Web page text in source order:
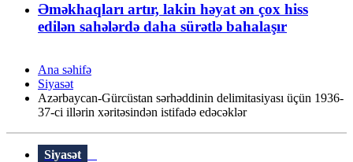
Əməkhaqları artır, lakin həyat ən çox hiss
edilən sahələrdə daha sürətlə bahalaşır
Ana səhifə
Siyasət
Azərbaycan-Gürcüstan sərhəddinin delimitasiyası üçün 1936-
37-ci illərin xəritəsindən istifadə edəcəklər
Siyasət